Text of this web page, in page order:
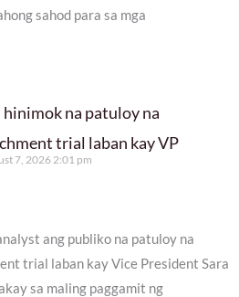
sahod para sa mga
na patuloy na
trial laban kay VP
7, 2026 2:01 pm
ang publiko na patuloy na
trial laban kay Vice President Sara
sa maling paggamit ng